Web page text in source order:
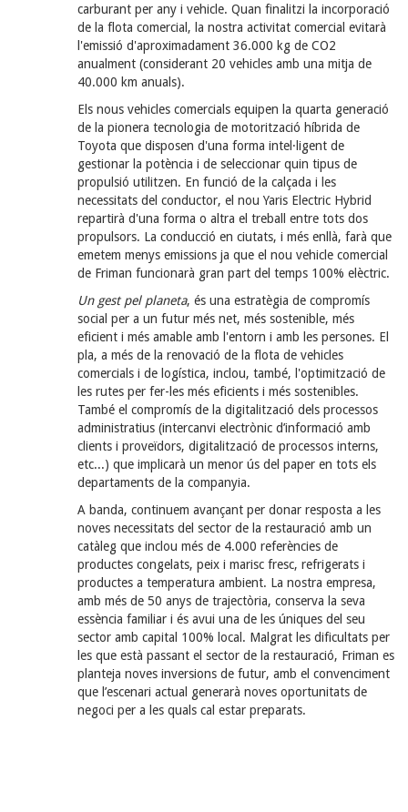
carburant per any i vehicle. Quan finalitzi la incorporació
de la flota comercial, la nostra activitat comercial evitarà
l'emissió d'aproximadament 36.000 kg de CO2
anualment (considerant 20 vehicles amb una mitja de
40.000 km anuals).
Els nous vehicles comercials equipen la quarta generació
de la pionera tecnologia de motorització híbrida de
Toyota que disposen d'una forma intel·ligent de
gestionar la potència i de seleccionar quin tipus de
propulsió utilitzen. En funció de la calçada i les
necessitats del conductor, el nou Yaris Electric Hybrid
repartirà d'una forma o altra el treball entre tots dos
propulsors. La conducció en ciutats, i més enllà, farà que
emetem menys emissions ja que el nou vehicle comercial
de Friman funcionarà gran part del temps 100% elèctric.
Un gest pel planeta, és una estratègia de compromís
social per a un futur més net, més sostenible, més
eficient i més amable amb l'entorn i amb les persones. El
pla, a més de la renovació de la flota de vehicles
comercials i de logística, inclou, també, l'optimització de
les rutes per fer-les més eficients i més sostenibles.
També el compromís de la digitalització dels processos
administratius (intercanvi electrònic d’informació amb
clients i proveïdors, digitalització de processos interns,
etc...) que implicarà un menor ús del paper en tots els
departaments de la companyia.
A banda, continuem avançant per donar resposta a les
noves necessitats del sector de la restauració amb un
catàleg que inclou més de 4.000 referències de
productes congelats, peix i marisc fresc, refrigerats i
productes a temperatura ambient. La nostra empresa,
amb més de 50 anys de trajectòria, conserva la seva
essència familiar i és avui una de les úniques del seu
sector amb capital 100% local. Malgrat les dificultats per
les que està passant el sector de la restauració, Friman es
planteja noves inversions de futur, amb el convenciment
que l’escenari actual generarà noves oportunitats de
negoci per a les quals cal estar preparats.